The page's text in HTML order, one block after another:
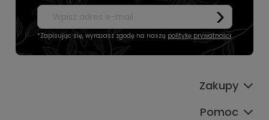
*Zapisując się, wyrażasz zgodę na naszą politykę prywatności.
Zakupy
Pomoc